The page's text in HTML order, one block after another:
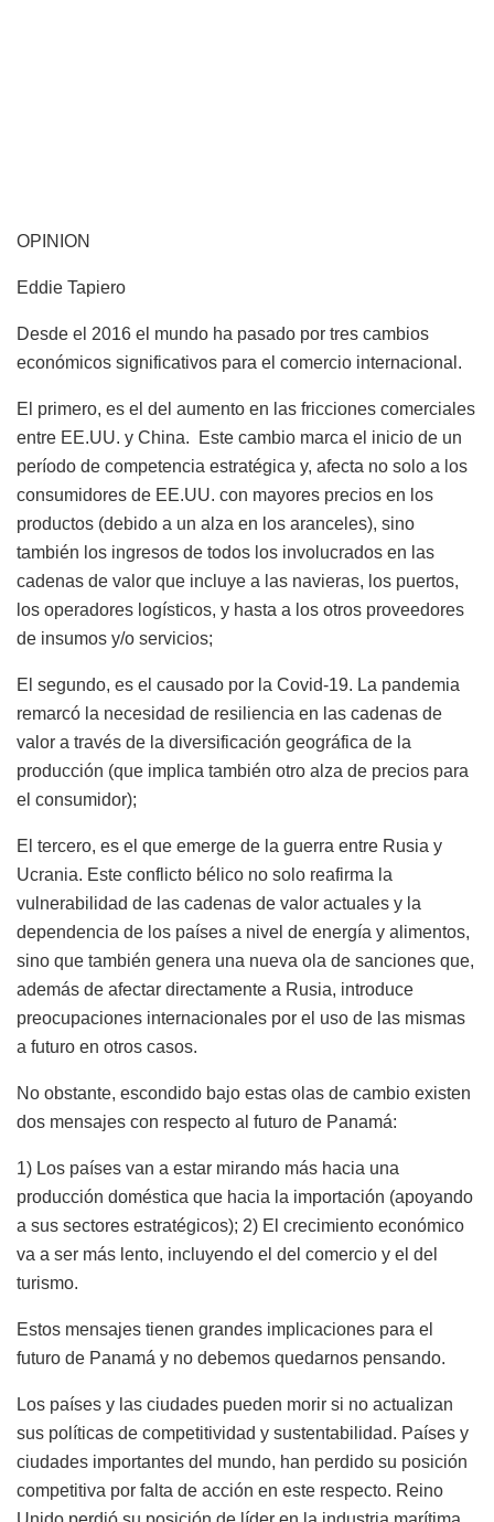
OPINION
Eddie Tapiero
Desde el 2016 el mundo ha pasado por tres cambios
económicos significativos para el comercio internacional.
El primero, es el del aumento en las fricciones comerciales
entre EE.UU. y China.
Este cambio marca el inicio de un
período de competencia estratégica y, afecta no solo a los
consumidores de EE.UU. con mayores precios en los
productos (debido a un alza en los aranceles), sino
también los ingresos de todos los involucrados en las
cadenas de valor que incluye a las navieras, los puertos,
los operadores logísticos, y hasta a los otros proveedores
de insumos y/o servicios;
El segundo, es el causado por la Covid-19. La pandemia
remarcó la necesidad de resiliencia en las cadenas de
valor a través de la diversificación geográfica de la
producción (que implica también otro alza de precios para
el consumidor);
El tercero, es el que emerge de la guerra entre Rusia y
Ucrania. Este conflicto bélico no solo reafirma la
vulnerabilidad de las cadenas de valor actuales y la
dependencia de los países a nivel de energía y alimentos,
sino que también genera una nueva ola de sanciones que,
además de afectar directamente a Rusia, introduce
preocupaciones internacionales por el uso de las mismas
a futuro en otros casos.
No obstante, escondido bajo estas olas de cambio existen
dos mensajes con respecto al futuro de Panamá:
1) Los países van a estar mirando más hacia una
producción doméstica que hacia la importación (apoyando
a sus sectores estratégicos); 2) El crecimiento económico
va a ser más lento, incluyendo el del comercio y el del
turismo.
Estos mensajes tienen grandes implicaciones para el
futuro de Panamá y no debemos quedarnos pensando.
Los países y las ciudades pueden morir si no actualizan
sus políticas de competitividad y sustentabilidad. Países y
ciudades importantes del mundo, han perdido su posición
competitiva por falta de acción en este respecto. Reino